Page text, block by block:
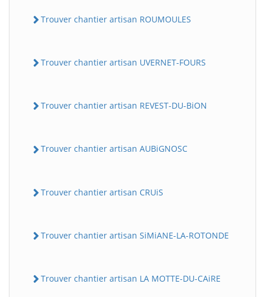
Trouver chantier artisan ROUMOULES
Trouver chantier artisan UVERNET-FOURS
Trouver chantier artisan REVEST-DU-BiON
Trouver chantier artisan AUBiGNOSC
Trouver chantier artisan CRUiS
Trouver chantier artisan SiMiANE-LA-ROTONDE
Trouver chantier artisan LA MOTTE-DU-CAiRE